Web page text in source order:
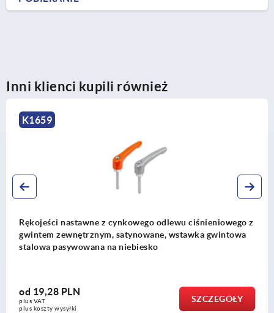
Inni klienci kupili również
K1659
Rękojeści nastawne z cynkowego odlewu ciśnieniowego z
gwintem zewnętrznym, satynowane, wstawka gwintowa
stalowa pasywowana na niebiesko
od 19,28 PLN
plus VAT
plus koszty wysyłki
SZCZEGÓŁY